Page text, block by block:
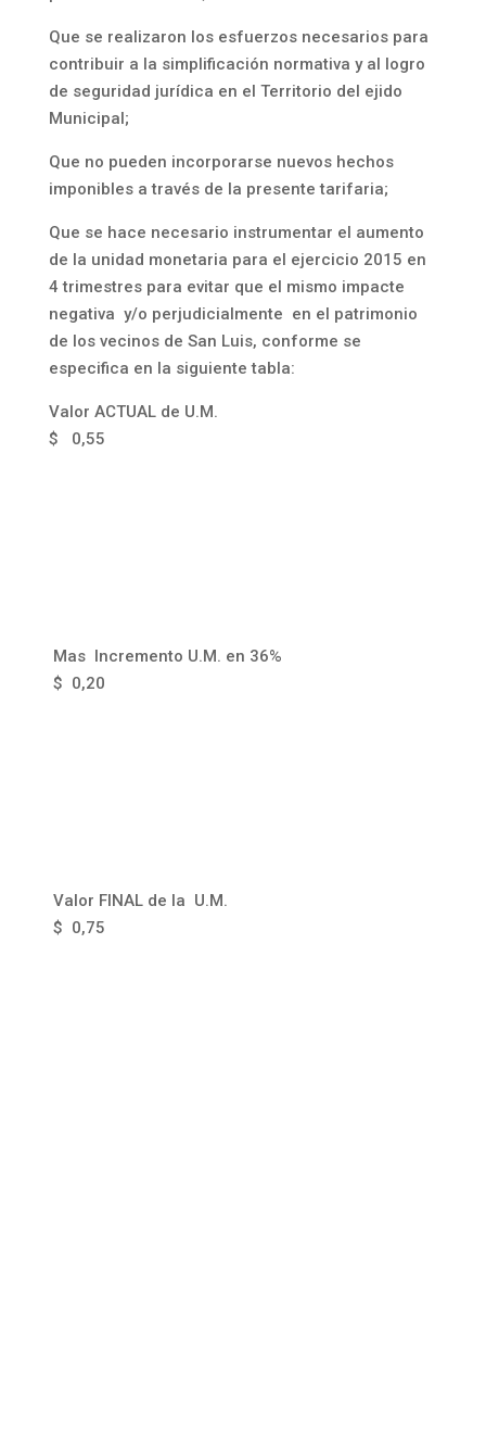
Que se realizaron los esfuerzos necesarios para
contribuir a la simplificación normativa y al logro
de seguridad jurídica en el Territorio del ejido
Municipal;
Que no pueden incorporarse nuevos hechos
imponibles a través de la presente tarifaria;
Que se hace necesario instrumentar el aumento
de la unidad monetaria para el ejercicio 2015 en
4 trimestres para evitar que el mismo impacte
negativa y/o perjudicialmente en el patrimonio
de los vecinos de San Luis, conforme se
especifica en la siguiente tabla:
Valor ACTUAL de U.M.
$ 0,55
Mas Incremento U.M. en 36%
$ 0,20
Valor FINAL de la U.M.
$ 0,75